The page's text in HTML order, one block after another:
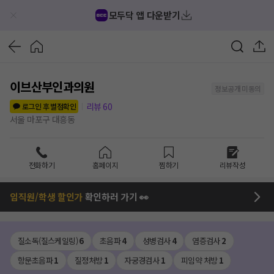
모두닥 앱 다운받기
이브산부인과의원
정보공개 미동의
로그인 후 별점확인
리뷰 60
서울 마포구 대흥동
전화하기 홈페이지 찜하기 리뷰작성
임직원/학생 할인가확인하러 가기 👀
질소독(질스케일링)6 초음파4 성병검사4 염증검사2
항문초음파1 질정처방1 자궁경검사1 피임약 처방1